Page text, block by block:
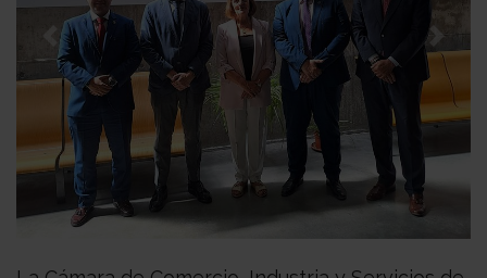
Previous Next